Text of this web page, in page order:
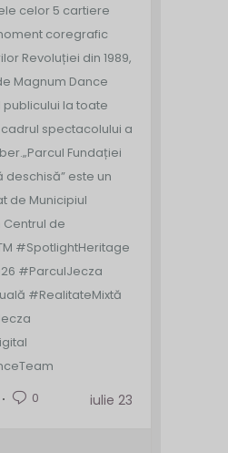
celor 5 cartiere
coregrafic
Revoluției din 1989,
Magnum Dance
publicului la toate
spectacolului a
„Parcul Fundației
deschisă” este un
de Municipiul
de
#SpotlightHeritage
#ParculJecza
#RealitateMixtă
0 iulie 23